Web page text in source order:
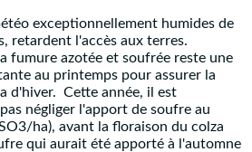
exceptionnellement humides de
retardent l'accès aux terres.
fumure azotée et soufrée reste une
au printemps pour assurer la
d'hiver. Cette année, il est
négliger l'apport de soufre au
ha), avant la floraison du colza
qui aurait été apporté à l'automne